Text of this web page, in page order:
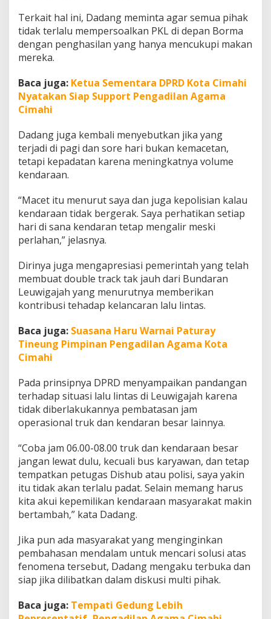
Terkait hal ini, Dadang meminta agar semua pihak
tidak terlalu mempersoalkan PKL di depan Borma
dengan penghasilan yang hanya mencukupi makan
mereka.
Baca juga: Ketua Sementara DPRD Kota Cimahi
Nyatakan Siap Support Pengadilan Agama
Cimahi
Dadang juga kembali menyebutkan jika yang
terjadi di pagi dan sore hari bukan kemacetan,
tetapi kepadatan karena meningkatnya volume
kendaraan.
“Macet itu menurut saya dan juga kepolisian kalau
kendaraan tidak bergerak. Saya perhatikan setiap
hari di sana kendaran tetap mengalir meski
perlahan,” jelasnya.
Dirinya juga mengapresiasi pemerintah yang telah
membuat double track tak jauh dari Bundaran
Leuwigajah yang menurutnya memberikan
kontribusi tehadap kelancaran lalu lintas.
Baca juga: Suasana Haru Warnai Paturay
Tineung Pimpinan Pengadilan Agama Kota
Cimahi
Pada prinsipnya DPRD menyampaikan pandangan
terhadap situasi lalu lintas di Leuwigajah karena
tidak diberlakukannya pembatasan jam
operasional truk dan kendaran besar lainnya.
“Coba jam 06.00-08.00 truk dan kendaraan besar
jangan lewat dulu, kecuali bus karyawan, dan tetap
tempatkan petugas Dishub atau polisi, saya yakin
itu tidak akan terlalu padat. Selain memang harus
kita akui kepemilikan kendaraan masyarakat makin
bertambah,” kata Dadang.
Jika pun ada masyarakat yang menginginkan
pembahasan mendalam untuk mencari solusi atas
fenomena tersebut, Dadang mengaku terbuka dan
siap jika dilibatkan dalam diskusi multi pihak.
Baca juga: Tempati Gedung Lebih